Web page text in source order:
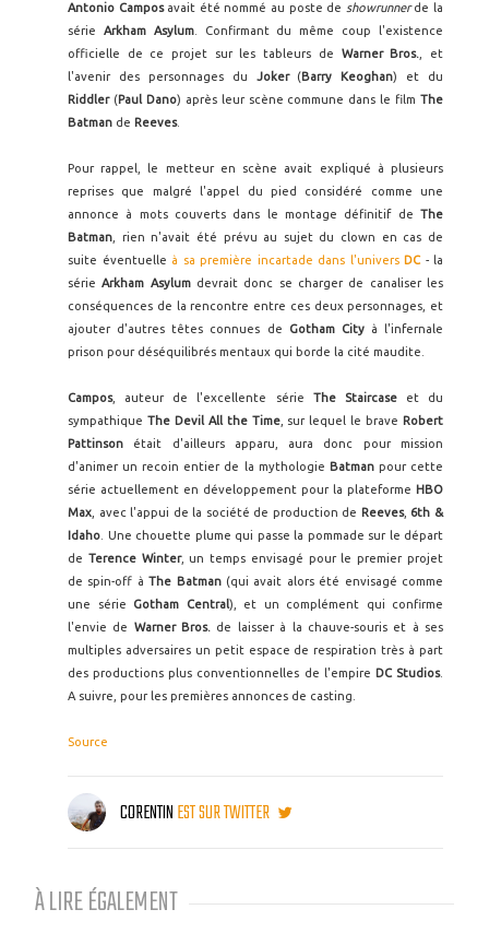
Antonio Camposavait été nommé au poste de showrunnerde la
série Arkham Asylum. Confirmant du même coup l'existence
officielle de ce projet sur les tableurs de Warner Bros.
, et
l'avenir des personnages du Joker(Barry Keoghan) et du
Riddler(Paul Dano) après leur scène commune dans le filmThe
Batman de Reeves.
Pour rappel, le metteur en scène avait expliqué à plusieurs
reprises que malgré l'appel du pied considéré comme une
annonce à mots couverts dans le montage définitif de The
Batman , rien n'avait été prévu au sujet du clown en cas de
suite éventuelle à sa première incartade dans l'univers DC - la
sérieArkham Asylumdevrait donc se charger de canaliser les
conséquences de la rencontre entre ces deux personnages, et
ajouter d'autres têtes connues de
Gotham Cityà l'infernale
prison pour déséquilibrés mentaux qui borde la cité maudite.
Campos, auteur de l'excellente série The Staircaseet du
sympathique The Devil All the Time, sur lequel le brave Robert
Pattinson était d'ailleurs apparu, aura donc pour mission
d'animer un recoin entier de la mythologie Batman pour cette
série actuellement en développement pour la plateforme HBO
Max , avec l'appui de la société de production de Reeves, 6th &
Idaho . Une chouette plume qui passe la pommade sur le départ
de Terence Winter, un temps envisagé pour le premier projet
de spin-off àThe Batman(qui avait alors été envisagé comme
une série Gotham Central), et un complément qui confirme
l'envie de Warner Bros. de laisser à la chauve-souris et à ses
multiples adversaires un petit espace de respiration très à part
des productions plus conventionnelles de l'empire DC Studios.
A suivre, pour les premières annonces de casting.
Source
CORENTINEST SUR TWITTER
À LIRE ÉGALEMENT